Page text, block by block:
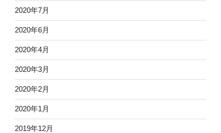
2020年7月
2020年6月
2020年4月
2020年3月
2020年2月
2020年1月
2019年12月